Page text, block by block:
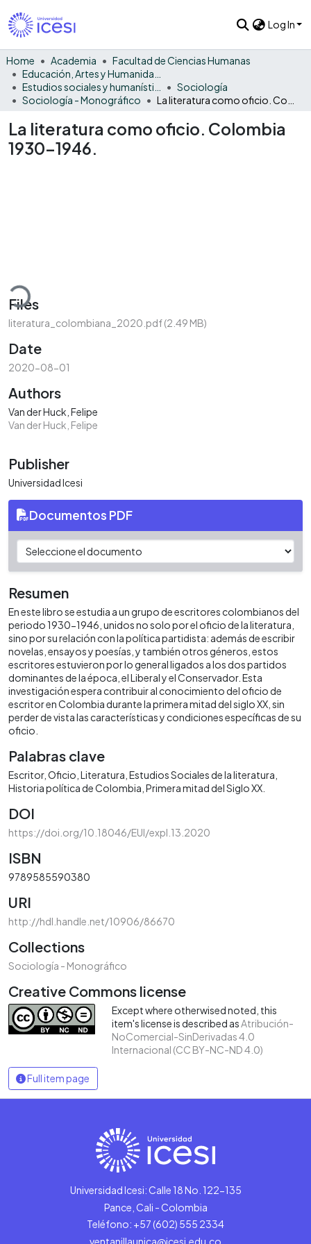
Log In
Home Academia
Facultad de Ciencias Humanas
Sociología
Sociología - Monográfico
La literatura como oficio. Colombia
1930-1946.
Files
literatura_colombiana_2020.pdf(2.49 MB)
Date
2020-08-01
Authors
Van der Huck, Felipe
Van der Huck, Felipe
Publisher
Universidad Icesi
Documentos PDF
Resumen
En este libro se estudia a un grupo de escritores colombianos del
periodo 1930-1946, unidos no solo por el oficio de la literatura,
sino por su relación con la política partidista: además de escribir
novelas, ensayos y poesías, y también otros géneros, estos
escritores estuvieron por lo general ligados a los dos partidos
dominantes de la época, el Liberal y el Conservador. Esta
investigación espera contribuir al conocimiento del oficio de
escritor en Colombia durante la primera mitad del siglo XX, sin
perder de vista las características y condiciones específicas de su
oficio.
Palabras clave
Escritor Oficio Literatura Estudios Sociales de la literatura
Historia política de Colombia Primera mitad del Siglo XX.
DOI
https://doi.org/10.18046/EUI/expl.13.2020
ISBN
9789585590380
URI
http://hdl.handle.net/10906/86670
Collections
Sociología - Monográfico
Creative Commons license
Except where otherwised noted, this
item's license is described asAtribución-
NoComercial-SinDerivadas 4.0
Internacional (CC BY-NC-ND 4.0)
Full item page
Universidad Icesi: Calle 18 No. 122-135
Pance, Cali - Colombia
Teléfono: +57 (602) 555 2334
ventanillaunica@icesi.edu.co